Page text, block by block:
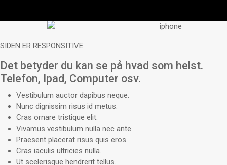
SIDEN ER RESPONSITIVE
Det betyder du kan se på hvad som helst.
Telefon, Ipad, Computer osv.
Vestibulum auctor dapibus neque.
Nunc dignissim risus id metus.
Cras ornare tristique elit.
Vivamus vestibulum nulla nec ante.
Praesent placerat risus quis eros.
Cras iaculis ultricies nulla.
Ut scelerisque hendrerit tellus.